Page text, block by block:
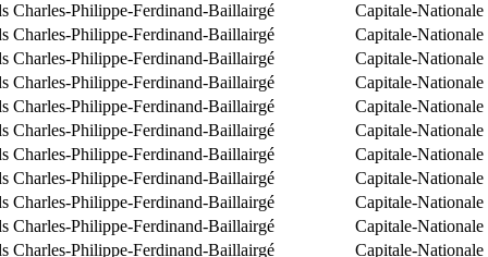
Charles-Philippe-Ferdinand-Baillairgé Capitale-Nationale
Charles-Philippe-Ferdinand-Baillairgé Capitale-Nationale
Charles-Philippe-Ferdinand-Baillairgé Capitale-Nationale
Charles-Philippe-Ferdinand-Baillairgé Capitale-Nationale
Charles-Philippe-Ferdinand-Baillairgé Capitale-Nationale
Charles-Philippe-Ferdinand-Baillairgé Capitale-Nationale
Charles-Philippe-Ferdinand-Baillairgé Capitale-Nationale
Charles-Philippe-Ferdinand-Baillairgé Capitale-Nationale
Charles-Philippe-Ferdinand-Baillairgé Capitale-Nationale
Charles-Philippe-Ferdinand-Baillairgé Capitale-Nationale
Charles-Philippe-Ferdinand-Baillairgé Capitale-Nationale